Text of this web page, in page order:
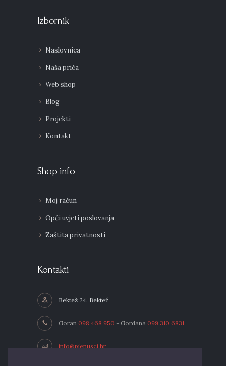
Izbornik
Naslovnica
Naša priča
Web shop
Blog
Projekti
Kontakt
Shop info
Moj račun
Opći uvjeti poslovanja
Zaštita privatnosti
Kontakti
Bektež 24, Bektež
Goran098 468 950 - Gordana099 310 6831
info@pjenusci.hr